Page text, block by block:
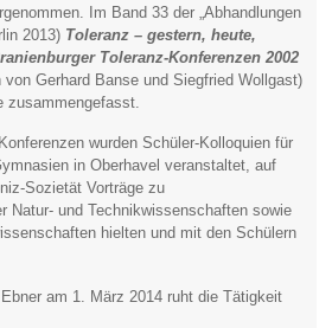
Im Band 33 der „Abhandlungen
2013) Toleranz – gestern, heute,
Toleranz-Konferenzen 2002
von Gerhard Banse und Siegfried Wollgast)
zusammengefasst.
wurden Schüler-Kolloquien für
in Oberhavel veranstaltet, auf
Sozietät Vorträge zu
Natur- und Technikwissenschaften sowie
hielten und mit den Schülern
am 1. März 2014 ruht die Tätigkeit